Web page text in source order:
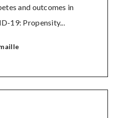
and outcomes in
19: Propensity...